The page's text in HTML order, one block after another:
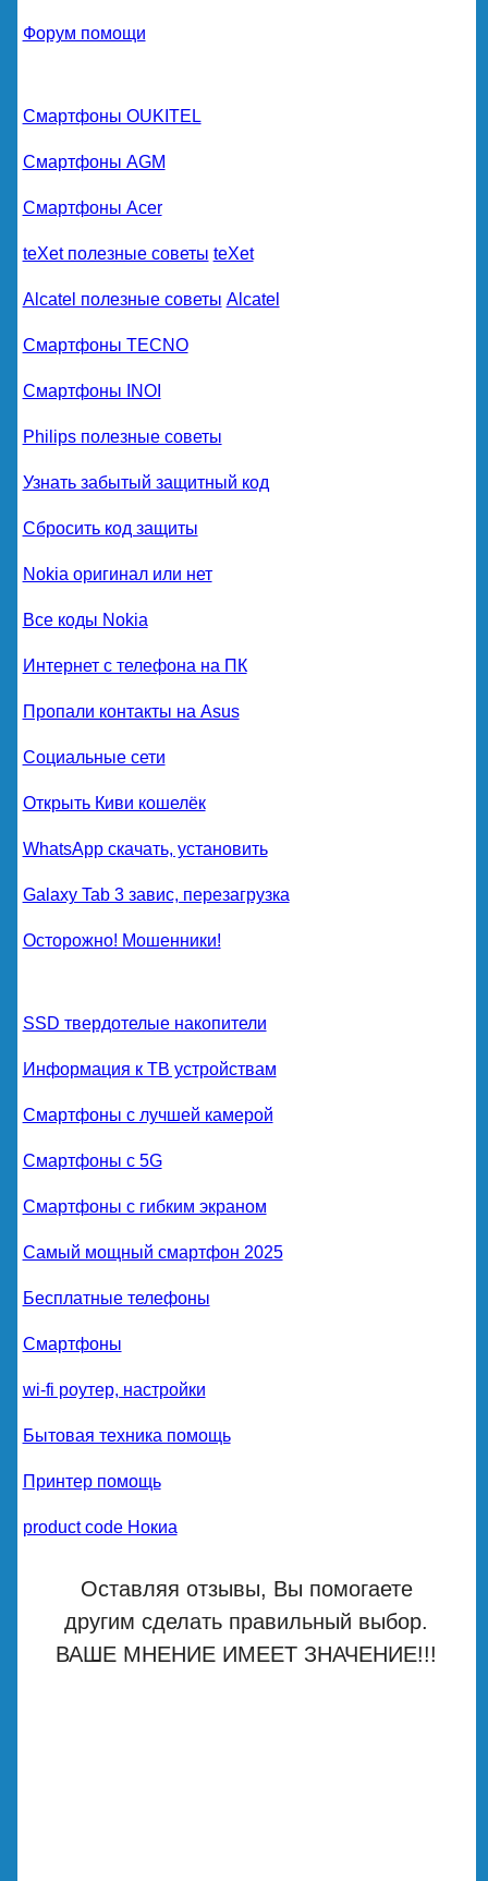
Форум помощи
Смартфоны OUKITEL
Смартфоны AGM
Смартфоны Acer
teXet полезные советы teXet
Alcatel полезные советы Alcatel
Смартфоны TECNO
Смартфоны INOI
Philips полезные советы
Узнать забытый защитный код
Сбросить код защиты
Nokia оригинал или нет
Все коды Nokia
Интернет с телефона на ПК
Пропали контакты на Asus
Социальные сети
Открыть Киви кошелёк
WhatsApp скачать, установить
Galaxy Tab 3 завис, перезагрузка
Осторожно! Мошенники!
SSD твердотелые накопители
Информация к ТВ устройствам
Смартфоны с лучшей камерой
Смартфоны с 5G
Смартфоны с гибким экраном
Самый мощный смартфон 2025
Бесплатные телефоны
Смартфоны
wi-fi роутер, настройки
Бытовая техника помощь
Принтер помощь
product code Нокиа
Оставляя отзывы, Вы помогаете
другим сделать правильный выбор.
ВАШЕ МНЕНИЕ ИМЕЕТ ЗНАЧЕНИЕ!!!